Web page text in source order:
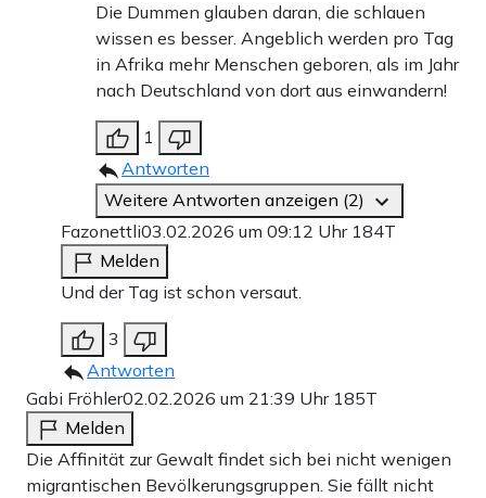
Die Dummen glauben daran, die schlauen
wissen es besser. Angeblich werden pro Tag
in Afrika mehr Menschen geboren, als im Jahr
nach Deutschland von dort aus einwandern!
1
Antworten
Weitere Antworten anzeigen (2)
Fazonettli03.02.2026 um 09:12 Uhr 184T
Melden
Und der Tag ist schon versaut.
3
Antworten
Gabi Fröhler02.02.2026 um 21:39 Uhr 185T
Melden
Die Affinität zur Gewalt findet sich bei nicht wenigen
migrantischen Bevölkerungsgruppen. Sie fällt nicht